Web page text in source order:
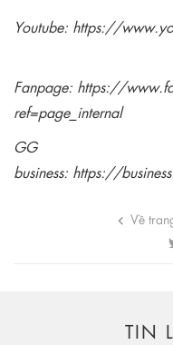
Youtube: https://
Fanpage: https://
ref=page_internal
GG
business: https://
Về
TIN